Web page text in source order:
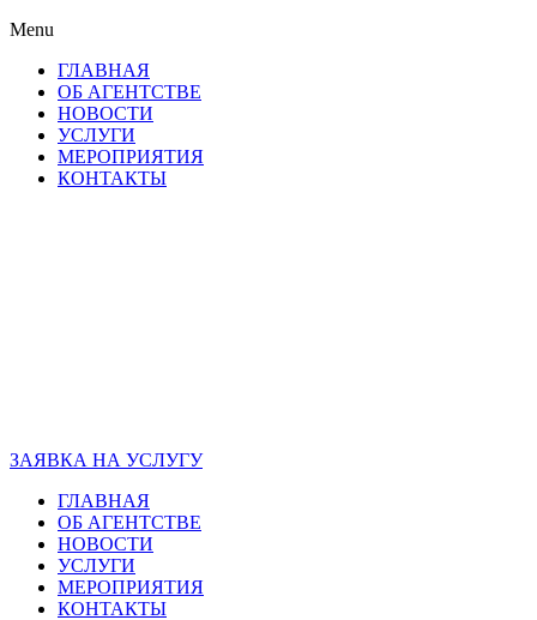
Menu
ГЛАВНАЯ
ОБ АГЕНТСТВЕ
НОВОСТИ
УСЛУГИ
МЕРОПРИЯТИЯ
КОНТАКТЫ
ЗАЯВКА НА УСЛУГУ
ГЛАВНАЯ
ОБ АГЕНТСТВЕ
НОВОСТИ
УСЛУГИ
МЕРОПРИЯТИЯ
КОНТАКТЫ